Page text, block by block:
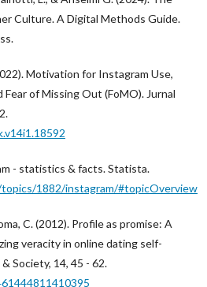
Culture. A Digital Methods Guide.
Motivation for Instagram Use,
Fear of Missing Out (FoMO). Jurnal
- statistics & facts. Statista.
1882/instagram/#topicOverview
C. (2012). Profile as promise: A
veracity in online dating self-
Society, 14, 45 - 62.